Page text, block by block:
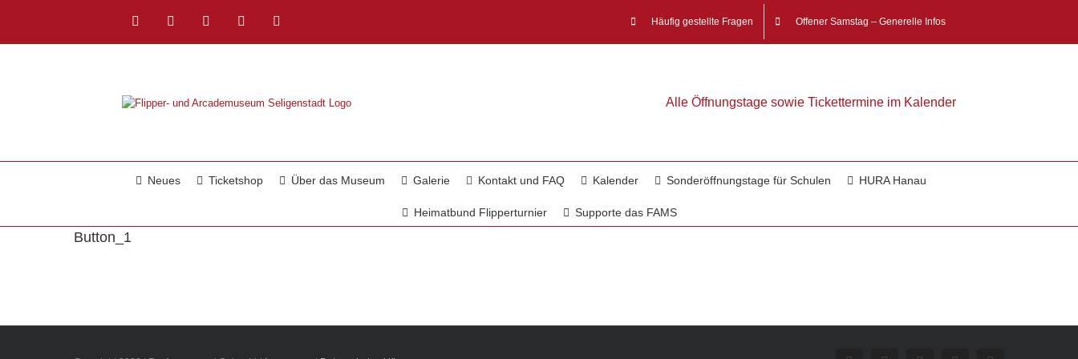
FacebookInstagramYouTubeTwitchE-
Häufig gestellte Fragen Offener Samstag – Generelle Infos
Alle Öffnungstage sowie Tickettermine im Kalender
Neues Ticketshop Über das Museum Galerie Kontakt und FAQ Kalender Sonderöffnungstage für Schulen HURA Hanau
Heimatbund Flipperturnier Supporte das FAMS
Button_1